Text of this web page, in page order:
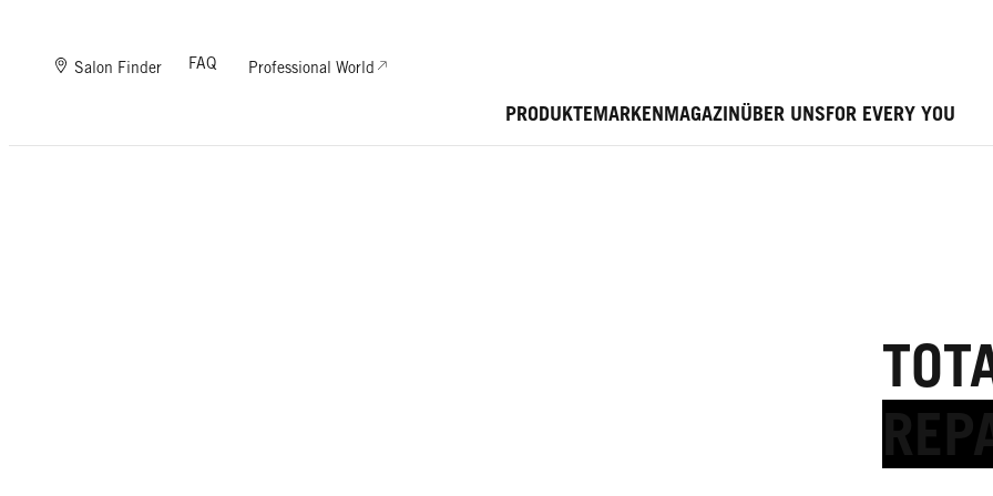
PRODUKTEMARKENMAGAZINÜBER UNSFOR EVERY YOU
Salon Finder FAQ Professional World